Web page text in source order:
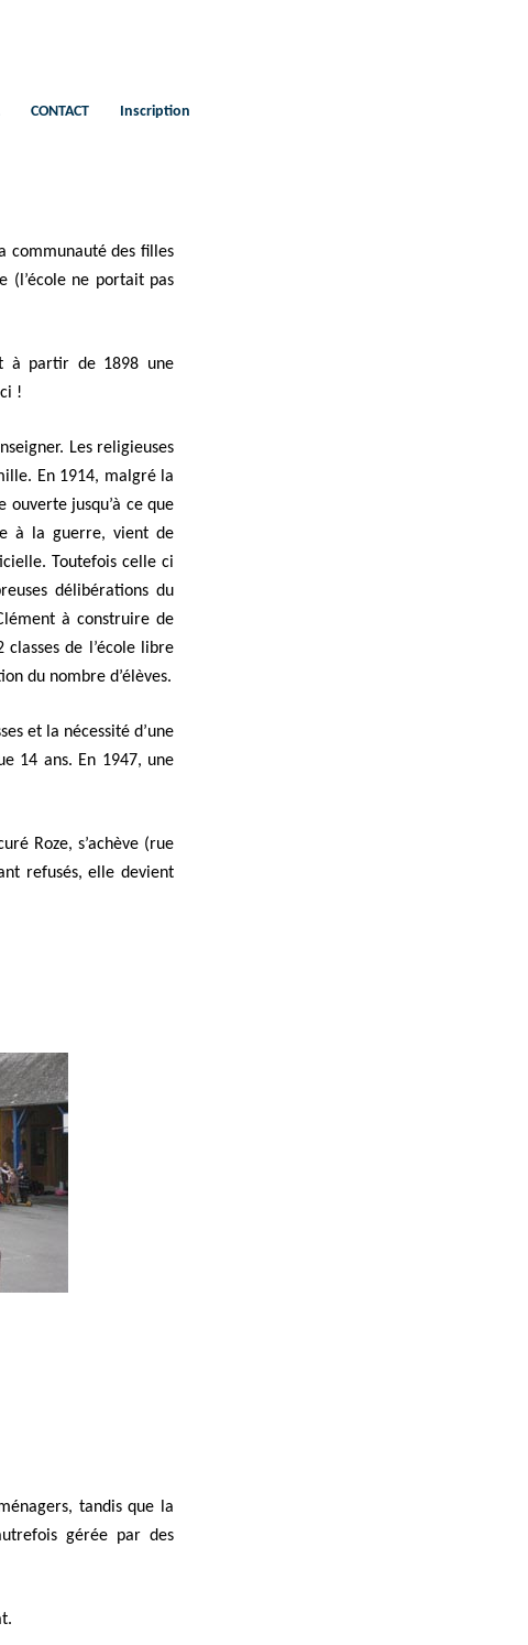
CONTACT Inscription
communauté des filles
(l’école ne portait pas
à partir de 1898 une
!
Les religieuses
En 1914, malgré la
jusqu’à ce que
à la guerre, vient de
Toutefois celle ci
délibérations du
à construire de
de l’école libre
du nombre d’élèves.
et la nécessité d’une
14 ans. En 1947, une
Roze, s’achève (rue
refusés, elle devient
tandis que la
gérée par des